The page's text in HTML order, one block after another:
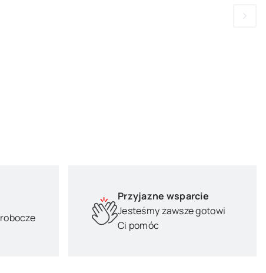
Przyjazne wsparcie
Jesteśmy zawsze gotowi
Ci pomóc